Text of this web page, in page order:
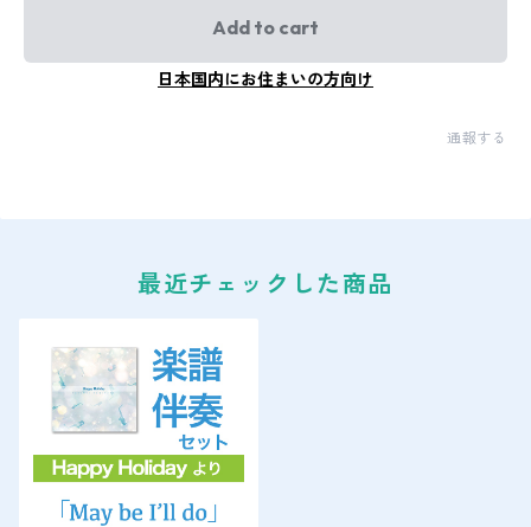
Add to cart
日本国内にお住まいの方向け
通報する
最近チェックした商品